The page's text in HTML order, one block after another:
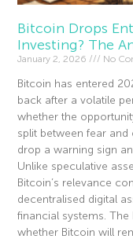
Bitcoin Drops
Investing? The
January 2, 2026 No
Bitcoin has entered
back after a volatile
whether the
split between fear
drop a warning sign
Unlike speculative
Bitcoin’s relevance
decentralised digital
financial systems.
whether Bitcoin will